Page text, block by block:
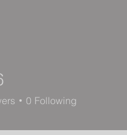
0 Following